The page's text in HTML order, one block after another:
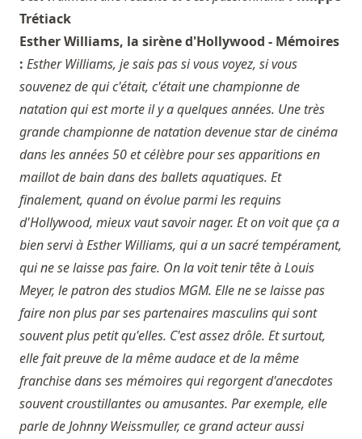
Trétiack
Esther Williams, la sirène d'Hollywood - Mémoires
: Esther Williams, je sais pas si vous voyez, si vous
souvenez de qui c'était, c'était une championne de
natation qui est morte il y a quelques années. Une très
grande championne de natation devenue star de cinéma
dans les années 50 et célèbre pour ses apparitions en
maillot de bain dans des ballets aquatiques. Et
finalement, quand on évolue parmi les requins
d'Hollywood, mieux vaut savoir nager. Et on voit que ça a
bien servi à Esther Williams, qui a un sacré tempérament,
qui ne se laisse pas faire. On la voit tenir tête à Louis
Meyer, le patron des studios MGM. Elle ne se laisse pas
faire non plus par ses partenaires masculins qui sont
souvent plus petit qu'elles. C'est assez drôle. Et surtout,
elle fait preuve de la même audace et de la même
franchise dans ses mémoires qui regorgent d'anecdotes
souvent croustillantes ou amusantes. Par exemple, elle
parle de Johnny Weissmuller, ce grand acteur aussi